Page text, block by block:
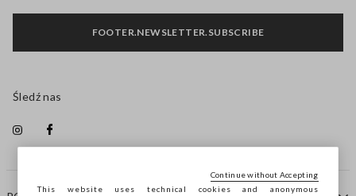
FOOTER.NEWSLETTER.SUBSCRIBE
Śledź nas
This website uses technical cookies and anonymous
Continue without Accepting